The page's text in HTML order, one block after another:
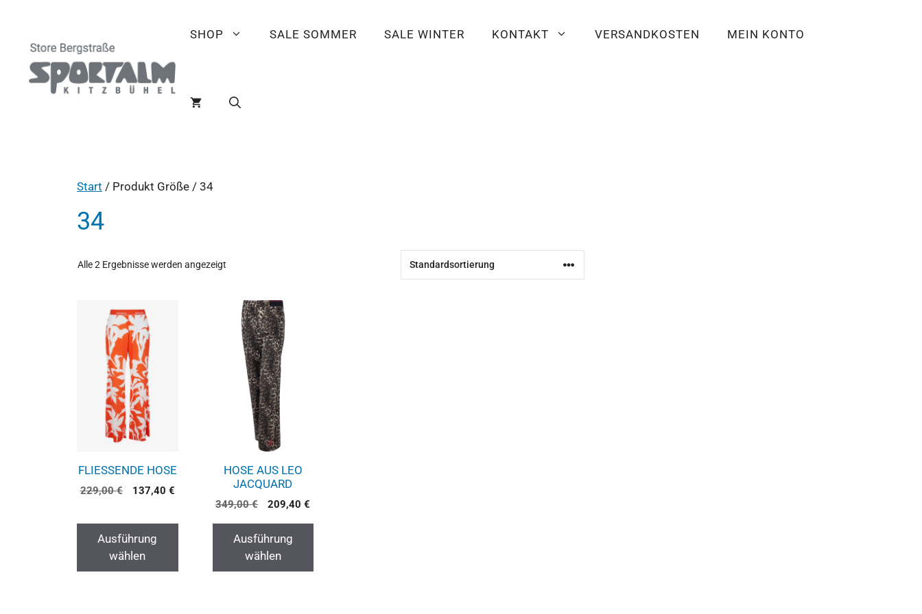
SHOP SALE SOMMER SALE WINTER KONTAKT VERSANDKOSTEN MEIN KONTO
Start / Produkt Größe / 34
34
Alle 2 Ergebnisse werden angezeigt
FLIESSENDE HOSE
229,00€ 137,40 €
Ausführung
wählen
HOSE AUS LEO
JACQUARD
349,00€ 209,40€
Ausführung
wählen